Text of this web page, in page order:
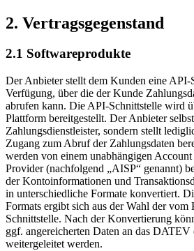
2. Vertragsgegenstand
2.1 Softwareprodukte
Der Anbieter stellt dem Kunden eine API-
Verfügung, über die der Kunde
abrufen kann. Die API-Schnittstelle wird
Plattform bereitgestellt. Der Anbieter
Zahlungsdienstleister, sondern stellt
Zugang zum Abruf der Zahlungsdaten
werden von einem unabhängigen
Provider (nachfolgend „AISP“ genannt)
der Kontoinformationen und
in unterschiedliche Formate konvertiert.
Formats ergibt sich aus der Wahl der vom
Schnittstelle. Nach der Konvertierung
ggf. angereicherten Daten an das DATEV
weitergeleitet werden.